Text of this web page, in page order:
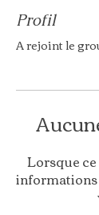
Profil
A rejoint le
Lorsque